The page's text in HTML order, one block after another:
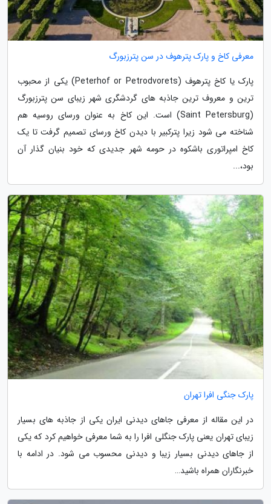
معرفی کاخ و پارک پترهوف در سن پترزبورگ
پارک یا کاخ پترهوف (Peterhof or Petrodvorets) یکی از محبوب
ترین و معروف ترین جاذبه های گردشگری شهر زیبای سن پترزبورگ
(Saint Petersburg) است. این کاخ به عنوان ورسای روسیه هم
شناخته می شود زیرا پترکبیر با دیدن کاخ ورسای تصمیم گرفت تا یک
کاخ امپراتوری باشکوه در حومه شهر جدیدی که خود بنیان گذار آن
بود،...
پارک جنگی افرا تهران
در این مقاله از معرفی جاهای دیدنی ایران یکی از جاذبه های بسیار
زیبای تهران یعنی پارک جنگلی افرا را به شما معرفی خواهیم کرد که یکی
از جاهای دیدنی بسیار زیبا و دیدنی محسوب می شود. در ادامه با
خبرنگاران همراه باشید…